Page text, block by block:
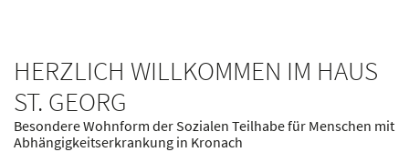
HERZLICH WILLKOMMEN IM HAUS
ST. GEORG
Besondere Wohnform der Sozialen Teilhabe für Menschen mit
Abhängigkeitserkrankung in Kronach